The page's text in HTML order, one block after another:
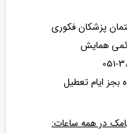
بجز ایام تعطیل
در همه ساعات: